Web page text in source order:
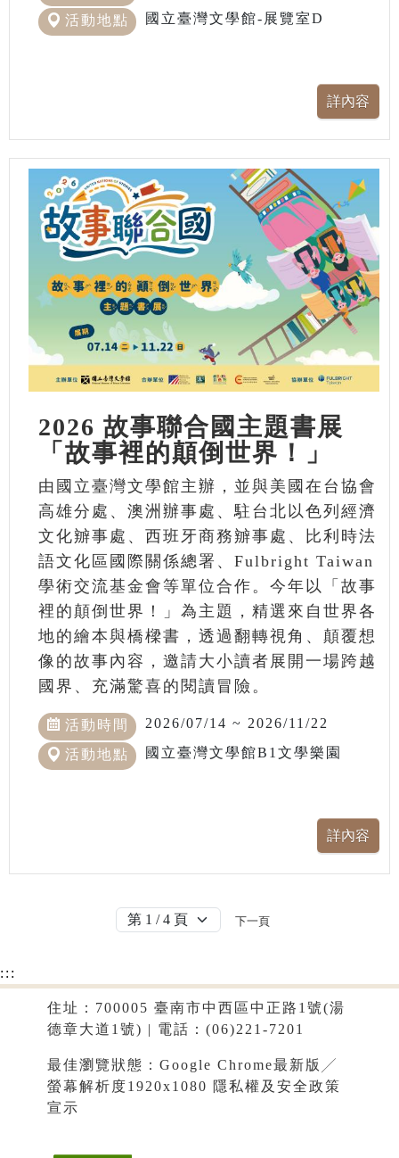
活動地點 國立臺灣文學館-展覽室D
2026 故事聯合國主題書展
「故事裡的顛倒世界！」
由國立臺灣文學館主辦，並與美國在台協會
高雄分處、澳洲辦事處、駐台北以色列經濟
文化辧事處、西班牙商務辧事處、比利時法
語文化區國際關係總署、Fulbright Taiwan
學術交流基金會等單位合作。今年以「故事
裡的顛倒世界！」為主題，精選來自世界各
地的繪本與橋樑書，透過翻轉視角、顛覆想
像的故事內容，邀請大小讀者展開一場跨越
國界、充滿驚喜的閱讀冒險。
活動時間 2026/07/14 ~ 2026/11/22
活動地點 國立臺灣文學館B1文學樂園
下一頁
:::
住址：700005 臺南市中西區中正路1號(湯
德章大道1號) | 電話：(06)221-7201
最佳瀏覽狀態：Google Chrome最新版╱
螢幕解析度1920x1080 隱私權及安全政策
宣示